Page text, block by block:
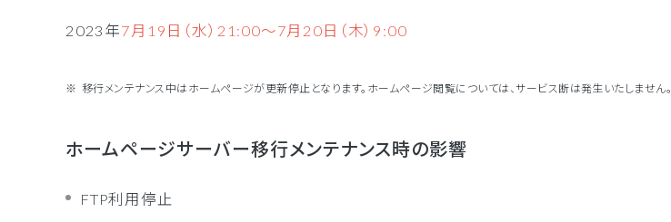
2023年7月19日（水）21:00～7月20日（木）9:00
移行メンテナンス中はホームページが更新停止となります。ホームページ閲覧については、サービス断は発生いたしません。
ホームページサーバー移行メンテナンス時の影響
FTP利用停止